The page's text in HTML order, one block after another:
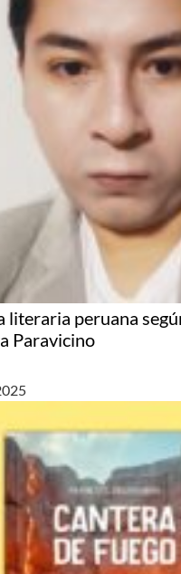
literaria peruana
Paravicino